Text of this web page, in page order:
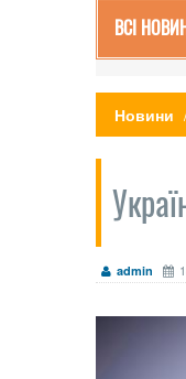
ВСІ
Новини
admin